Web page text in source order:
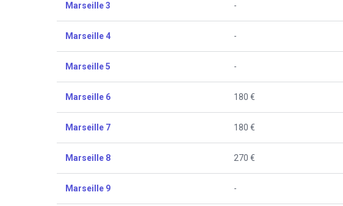
Marseille 3 -
Marseille 4 -
Marseille 5 -
Marseille 6 180 €
Marseille 7 180 €
Marseille 8 270 €
Marseille 9 -